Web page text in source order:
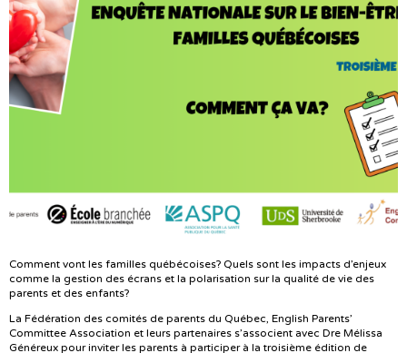
Comment vont les familles québécoises? Quels sont les impacts d’enjeux
comme la gestion des écrans et la polarisation sur la qualité de vie des
parents et des enfants?
La Fédération des comités de parents du Québec, English Parents’
Committee Association et leurs partenaires s’associent avec Dre Mélissa
Généreux pour inviter les parents à participer à la troisième édition de